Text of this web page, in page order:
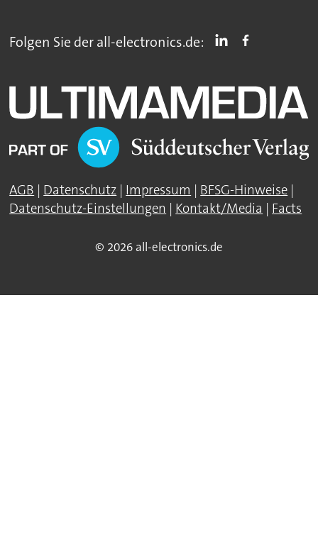
Folgen Sie der all-electronics.de:
AGB | Datenschutz | Impressum | BFSG-Hinweise |
Datenschutz-Einstellungen | Kontakt/Media | Facts
© 2026 all-electronics.de